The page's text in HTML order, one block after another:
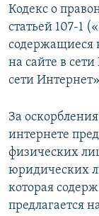
Кодекс о
статьей 107-1
содержащиеся
на сайте в
сети
За
интернете
физических
юридических
которая
предлагается